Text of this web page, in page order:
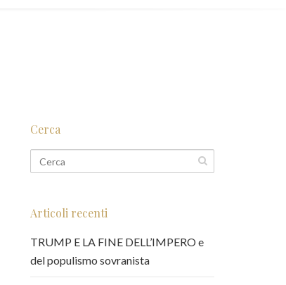
Cerca
Articoli recenti
TRUMP E LA FINE DELL’IMPERO e
del populismo sovranista